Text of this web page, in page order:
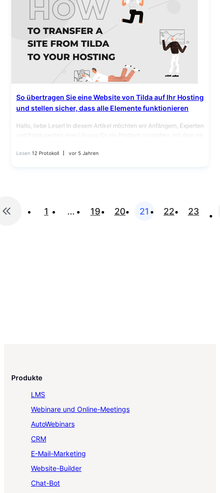
So übertragen Sie eine Website von Tilda auf Ihr Hosting
und stellen sicher, dass alle Elemente funktionieren
Hallo, liebe Leser! In diesem Artikel möchten wir Anfängern, Experten
Lesen 12 Protokoll vor 5 Jahren
1 ... 19 20 21 22 23
Produkte
LMS
Webinare und Online-Meetings
AutoWebinars
CRM
E-Mail-Marketing
Website-Builder
Chat-Bot